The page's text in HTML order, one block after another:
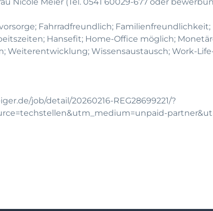
Fahrradfreundlich; Familienfreundlichkeit;
Hansefit; Home-Office möglich;
Weiterentwicklung; Wissensaustausch; Work-
job/detail/20260216-REG28699221/?